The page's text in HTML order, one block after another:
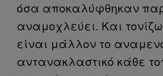
όσα αποκαλύφθηκαν
αναμοχλεύει. Και
είναι μάλλον το
αντανακλαστικό κάθε